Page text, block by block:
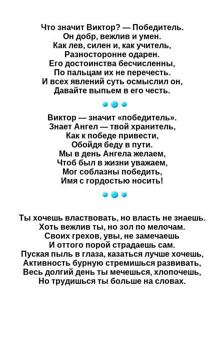
Что значит Виктор? — Победитель.
Он добр, вежлив и умен.
Как лев, силен и, как учитель,
Разносторонне одарен.
Его достоинства бесчисленны,
По пальцам их не перечесть.
И всех явлений суть осмыслил он,
Давайте выпьем в его честь.
Виктор — значит «победитель».
Знает Ангел — твой хранитель,
Как к победе привести,
Обойдя беду в пути.
Мы в день Ангела желаем,
Чтоб был в жизни уважаем,
Мог соблазны победить,
Имя с гордостью носить!
Ты хочешь властвовать, но власть не знаешь.
Хоть вежлив ты, но зол по мелочам.
Своих грехов, увы, не замечаешь
И оттого порой страдаешь сам.
Пуская пыль в глаза, казаться лучше хочешь,
Активность бурную стремишься развивать,
Весь долгий день ты мечешься, хлопочешь,
Но трудишься ты больше на словах.